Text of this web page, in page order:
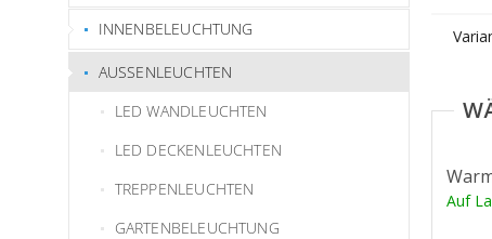
INNENBELEUCHTUNG
AUSSENLEUCHTEN
LED WANDLEUCHTEN
LED DECKENLEUCHTEN
TREPPENLEUCHTEN
GARTENBELEUCHTUNG
Auf